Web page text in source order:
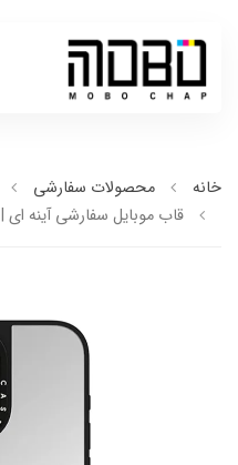
خانه محصولات سفارشی
قاب موبایل سفارشی آینه ای | self love (کد 0401)